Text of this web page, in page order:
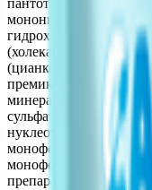
пантотенат кальция, А
мононитрат), В2
гидрохлорид), К
(холекальциферол), Е
(цианкобаламин),
премикс (инозит, L-
минеральный премикс
сульфат, марганца
нуклеотидный
монофосфат,
монофосфат, инозин-
препарат микробного